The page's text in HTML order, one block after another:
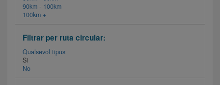
90km - 100km
100km +
Filtrar per ruta circular:
Qualsevol tipus
Si
No